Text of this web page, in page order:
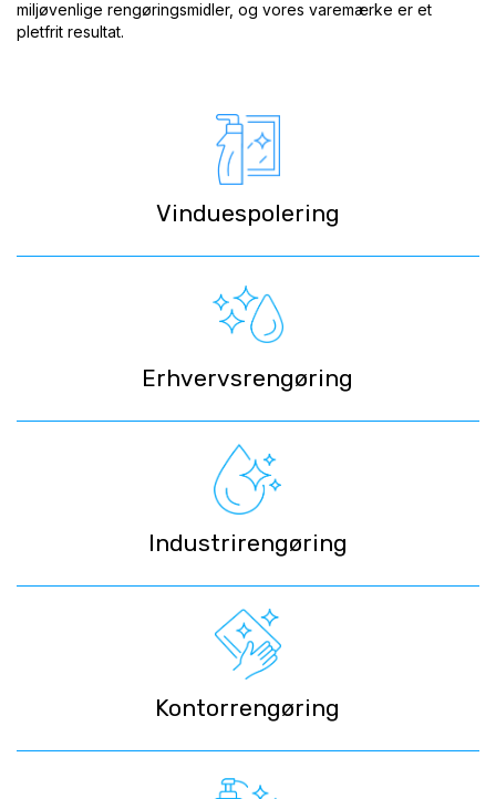
miljøvenlige rengøringsmidler, og vores varemærke er et
pletfrit resultat.
Vinduespolering
Erhvervsrengøring
Industrirengøring
Kontorrengøring